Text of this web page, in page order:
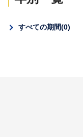
すべての期間 0